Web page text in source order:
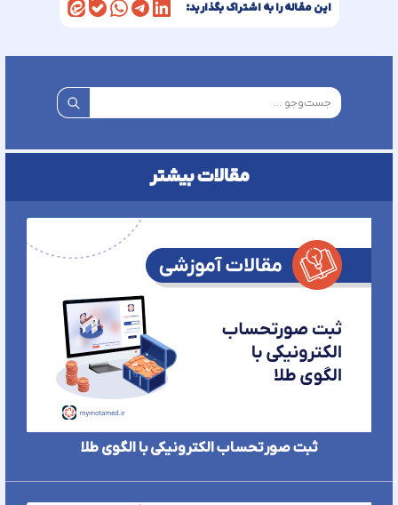
این مقاله را به اشتراک بگذارید:
مقالات بیشتر
ثبت صورتحساب الکترونیکی با الگوی طلا